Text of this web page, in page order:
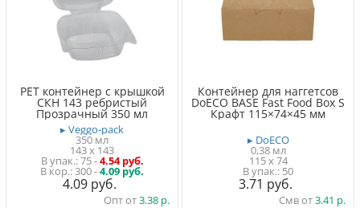
PET контейнер с крышкой
СКН 143 ребристый
Прозрачный 350 мл
▸ Veggo-pack
350 мл
143 x 143
75-4.54 руб.
300 -4.09 руб.
4.09
Опт от3.38
Контейнер для наггетсов
DoECO BASE Fast Food Box S
Крафт 115×74×45 мм
▸ DoECO
0,38 мл
115 x 74
50
3.71
Смв от3.41